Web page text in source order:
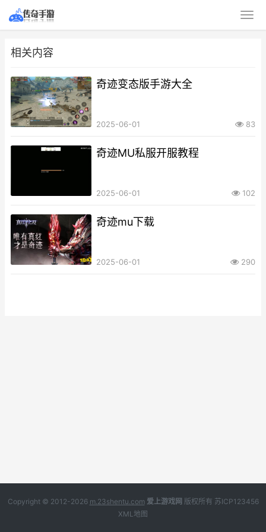
相关内容
奇迹变态版手游大全
2025-06-01 83
奇迹MU私服开服教程
2025-06-01 102
奇迹mu下载
2025-06-01 290
Copyright © 2012-2026 m.23shentu.com 爱上游戏网 版权所有 苏ICP123456
XML地图